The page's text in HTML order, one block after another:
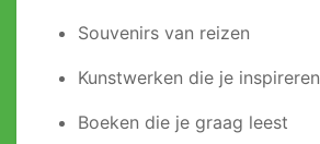
Souvenirs van reizen
Kunstwerken die je inspireren
Boeken die je graag leest